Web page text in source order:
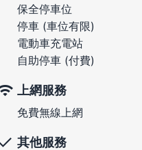
保全停車位
停車 (車位有限)
電動車充電站
自助停車 (付費)
上網服務
免費無線上網
其他服務